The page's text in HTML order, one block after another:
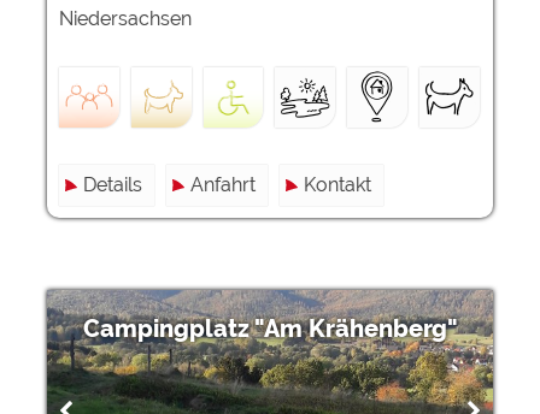
Niedersachsen
Details Anfahrt Kontakt
Campingplatz "Am Krähenberg"